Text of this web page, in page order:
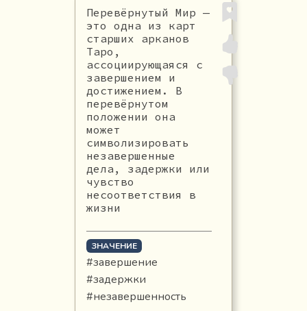
Перевёрнутый Мир —
это одна из карт
старших арканов
Таро,
ассоциирующаяся с
завершением и
достижением. В
перевёрнутом
положении она
может
символизировать
незавершенные
дела, задержки или
чувство
несоответствия в
жизни
ЗНАЧЕНИЕ
#завершение
#задержки
#незавершенность